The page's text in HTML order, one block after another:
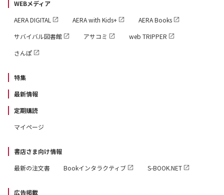
WEBメディア
AERA DIGITAL
AERA with Kids+
AERA Books
サバイバル図書館
アサコミ
web TRIPPER
さんぽ
特集
最新情報
定期購読
マイページ
書店さま向け情報
最新の注文書
Bookインタラクティブ S-BOOK.NET
広告掲載